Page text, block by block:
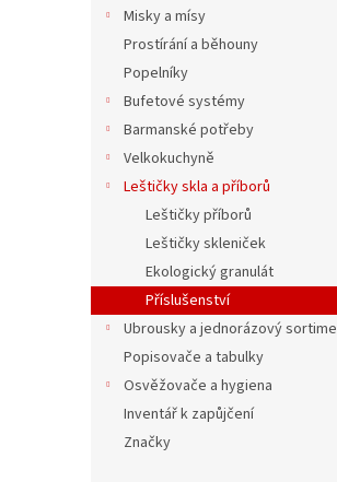
Misky a mísy
Prostírání a běhouny
Popelníky
Bufetové systémy
Barmanské potřeby
Velkokuchyně
Leštičky skla a příborů
Leštičky příborů
Leštičky skleniček
Ekologický granulát
Příslušenství
Ubrousky a jednorázový
Popisovače a tabulky
Osvěžovače a hygiena
Inventář k zapůjčení
Značky